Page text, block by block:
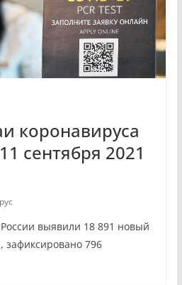
коронавируса
сентября 2021
выявили 18 891 новый
зафиксировано 796